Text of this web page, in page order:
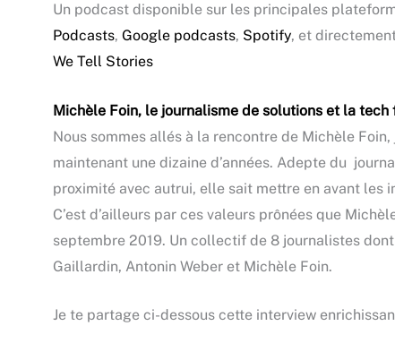
Un podcast disponible sur les principales
Podcasts, Google podcasts, Spotify, et
We Tell Stories
Michèle Foin, le journalisme de solutions et la tech
Nous sommes allés à la rencontre de Michèle
maintenant une dizaine d’années. Adepte du
proximité avec autrui, elle sait mettre en avant les
C’est d’ailleurs par ces valeurs prônées que
septembre 2019. Un collectif de 8 journalistes
Gaillardin, Antonin Weber et Michèle Foin.
Je te partage ci-dessous cette interview